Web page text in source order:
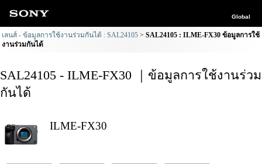
Global
เลนส์ - ข้อมูลการใช้งานร่วมกันได้ : SAL24105
SAL24105 : ILME-FX30 ข้อมูลการใช้
งานร่วมกันได้
SAL24105 - ILME-FX30 ｜ข้อมูลการใช้งานร่วม
กันได้
ILME-FX30